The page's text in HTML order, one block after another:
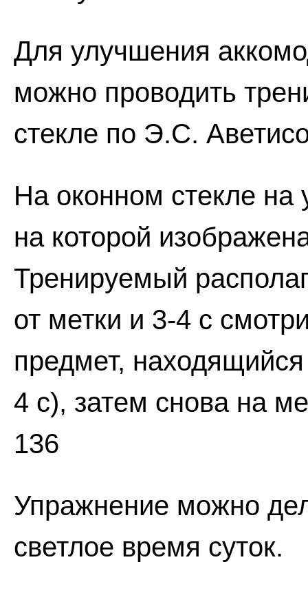
Для улучшения
можно проводить
стекле по Э.С.
На оконном стекле на
на которой
Тренируемый
от метки и 3-4 с
предмет,
4 с), затем снова на
136
Упражнение можно
светлое время суток.